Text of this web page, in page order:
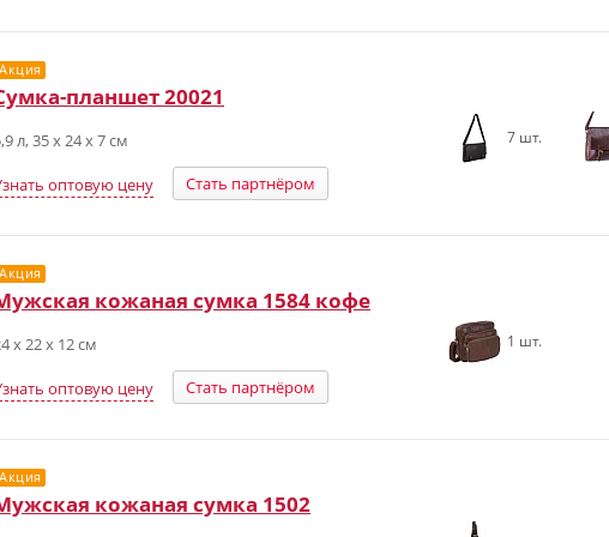
Акция
планшет 20021
л, 35 х 24 х 7 см
оптовую цену Стать партнёром
7 шт.
Акция
кожаная сумка 1584 кофе
х 22 х 12 см
оптовую цену Стать партнёром
1 шт.
Акция
кожаная сумка 1502